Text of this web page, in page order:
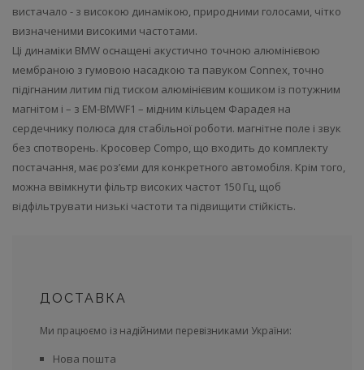
вистачало - з високою динамікою, природними голосами, чітко
визначеними високими частотами.
Ці динаміки BMW оснащені акустично точною алюмінієвою
мембраною з гумовою насадкою та павуком Connex, точно
підігнаним литим під тиском алюмінієвим кошиком із потужним
магнітом і – з EM-BMWF1 – мідним кільцем Фарадея на
сердечнику полюса для стабільної роботи. магнітне поле і звук
без спотворень. Кросовер Compo, що входить до комплекту
постачання, має роз’єми для конкретного автомобіля. Крім того,
можна ввімкнути фільтр високих частот 150 Гц, щоб
відфільтрувати низькі частоти та підвищити стійкість.
ДОСТАВКА
Ми працюємо із надійними перевізниками України:
Нова пошта